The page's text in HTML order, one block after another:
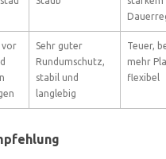
vor
Sehr guter
Rundumschutz,
stabil und
langlebig
Teuer,
mehr
flexibel